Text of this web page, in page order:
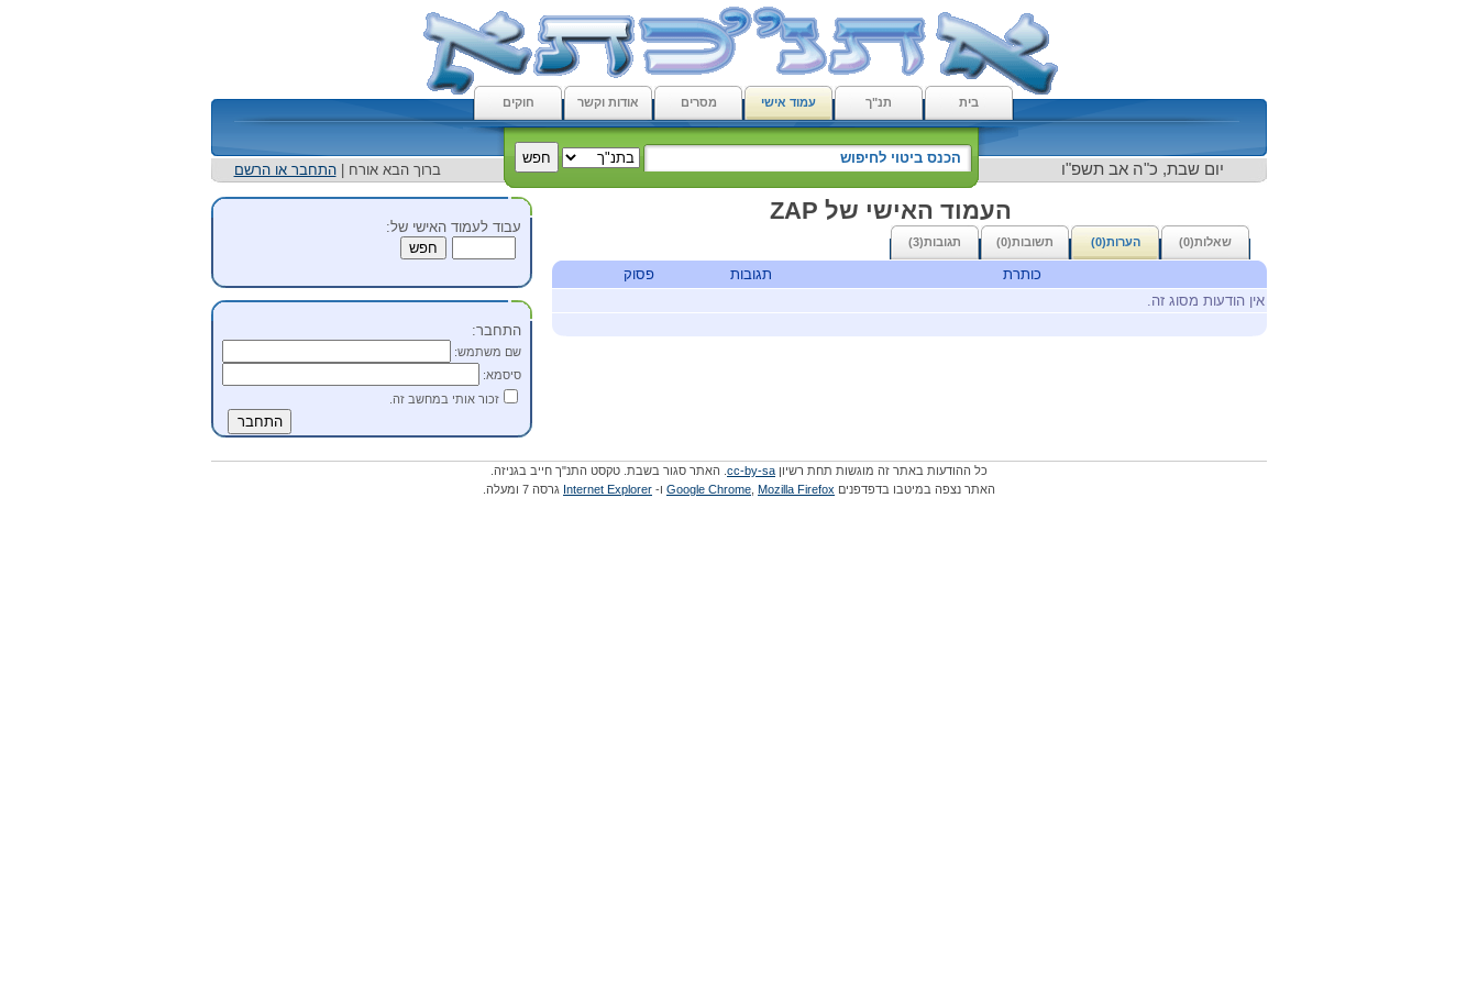
בית תנ"ך עמוד אישי מסרים אודות וקשר חוקים
יום שבת, כ"ה אב תשפ"ו ברוך הבא אורח |התחבר או הרשם
העמוד האישי של ZAP
שאלות(0) הערות(0) תשובות(0) תגובות(3)
כותרת תגובות
פסוק
אין הודעות מסוג זה.
עבוד לעמוד האישי של:
התחבר:
שם משתמש:
סיסמא:
זכור אותי במחשב זה.
כל ההודעות באתר זה מוגשות תחת רשיון cc-by-sa . האתר סגור בשבת. טקסט התנ"ך חייב בגניזה.
האתר נצפה במיטבו בדפדפנים
Google Chrome Mozilla Firefox ו- Internet Explorer גרסה 7 ומעלה.